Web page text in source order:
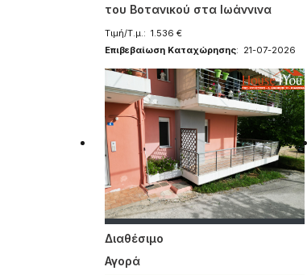
του Βοτανικού στα Ιωάννινα
Τιμή/Τ.μ.: 1.536 €
Επιβεβαίωση Καταχώρησης: 21-07-2026
Διαθέσιμο
Αγορά